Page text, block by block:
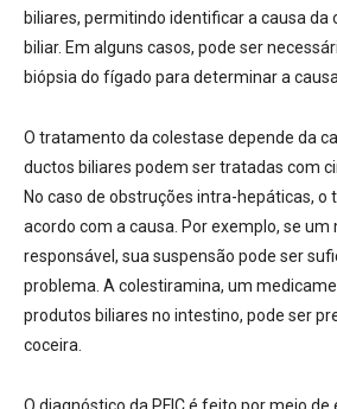
biliares, permitindo identificar a causa da
biliar. Em alguns casos, pode ser
biópsia do fígado para determinar a
O tratamento da colestase depende da
ductos biliares podem ser tratadas com
No caso de obstruções intra-hepáticas, o
acordo com a causa. Por exemplo, se
responsável, sua suspensão pode ser
problema. A colestiramina, um
produtos biliares no intestino, pode ser
coceira.